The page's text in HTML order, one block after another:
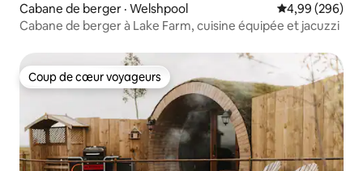
Cabane de berger · Welshpool Note
4,99 (296)
Cabane de berger à Lake Farm, cuisine équipée et jacuzzi
Coup de cœur voyageurs
Coup de cœur voyageurs